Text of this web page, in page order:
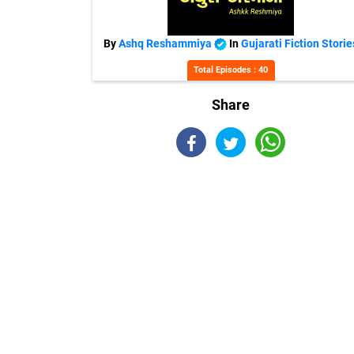
ByAshq Reshammiya InGujarati Fiction
Total Episodes : 40
Share